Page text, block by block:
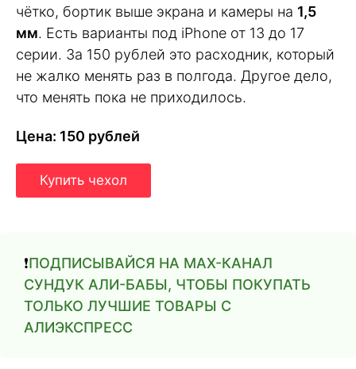
чётко, бортик выше экрана и камеры на 1,5
мм. Есть варианты под iPhone от 13 до 17
серии. За 150 рублей это расходник, который
не жалко менять раз в полгода. Другое дело,
что менять пока не приходилось.
Цена: 150 рублей
Купить чехол
❗️ПОДПИСЫВАЙСЯ НА MAX-КАНАЛ
СУНДУК АЛИ-БАБЫ, ЧТОБЫ ПОКУПАТЬ
ТОЛЬКО ЛУЧШИЕ ТОВАРЫ С
АЛИЭКСПРЕСС